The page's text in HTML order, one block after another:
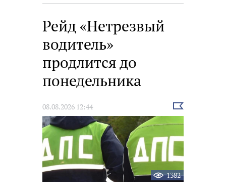
Рейд «Нетрезвый
водитель»
продлится до
понедельника
08.08.2026 12:44
Выбрать
новость
1382